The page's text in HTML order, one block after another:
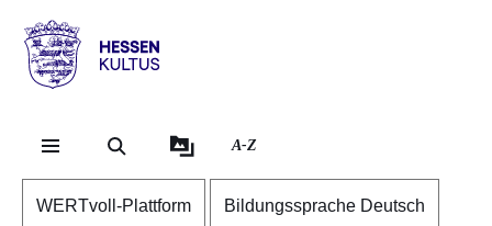
Hessen
Kultus
A-Z
WERTvoll-Plattform Bildungssprache Deutsch